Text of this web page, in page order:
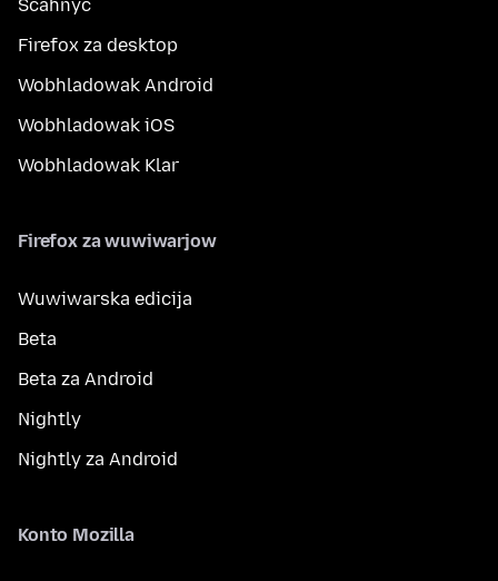
Sćahnyć
Firefox za desktop
Wobhladowak Android
Wobhladowak iOS
Wobhladowak Klar
Firefox za wuwiwarjow
Wuwiwarska edicija
Beta
Beta za Android
Nightly
Nightly za Android
Konto Mozilla